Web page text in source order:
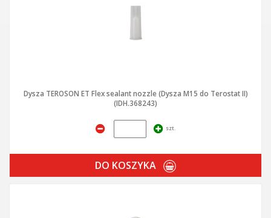
Dysza TEROSON ET Flex sealant nozzle (Dysza M15 do Terostat II)
(IDH.368243)
szt.
DO KOSZYKA